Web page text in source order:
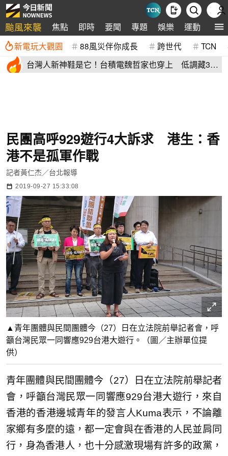
颱風來襲 焦點 即時 要聞 專題 娛樂 運動 全球
新電玩大觀園 88風災伴你成長 跨世代 TCN
台灣人新神鞋是它！台積電魏哲家也穿上 低調藏38
民團高呼929遊行4大訴求 港生：香
港不是孤軍作戰
記者黃仁杰／台北報導
2019-09-27 15:33:08
▲青年團體與民間團體今（27）日在立法院前舉記者會，呼
籲台灣民眾一同響應929台港大遊行。（圖／主辦單位提
供）
青年團體與民間團體今（27）日在立法院前舉記者
會，呼籲台灣民眾一同響應929台港大遊行，來自
香港的香港邊城青年的發言人Kuma表示，不論離
家鄉有多麼的遠，都一定會與在香港的人民並肩同
行，身為香港人，也十分感激現場有許多的政黨，